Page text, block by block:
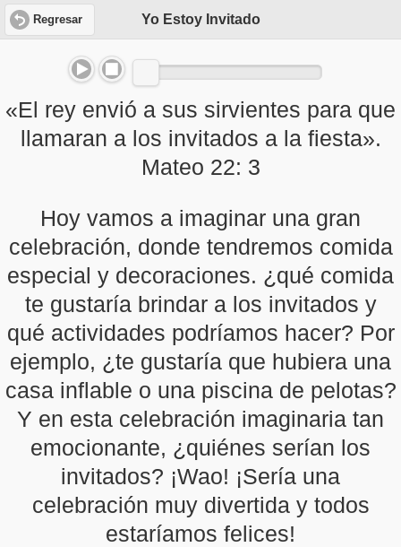
Regresar Yo Estoy Invitado
«El rey envió a sus sirvientes para que
llamaran a los invitados a la fiesta».
Mateo 22: 3
Hoy vamos a imaginar una gran
celebración, donde tendremos comida
especial y decoraciones. ¿qué comida
te gustaría brindar a los invitados y
qué actividades podríamos hacer? Por
ejemplo, ¿te gustaría que hubiera una
casa inflable o una piscina de pelotas?
Y en esta celebración imaginaria tan
emocionante, ¿quiénes serían los
invitados? ¡Wao! ¡Sería una
celebración muy divertida y todos
estaríamos felices!